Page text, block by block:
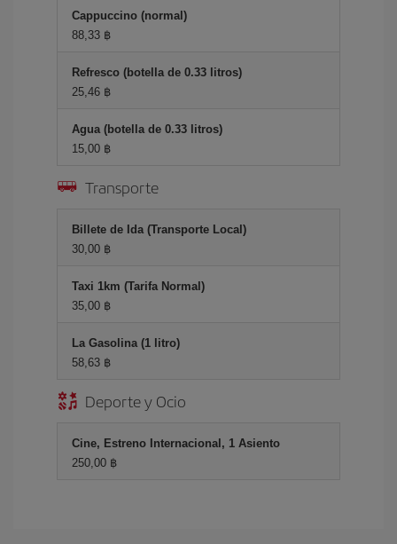
Cappuccino (normal)
88,33 ฿
Refresco (botella de 0.33 litros)
25,46 ฿
Agua (botella de 0.33 litros)
15,00 ฿
Transporte
Billete de Ida (Transporte Local)
30,00 ฿
Taxi 1km (Tarifa Normal)
35,00 ฿
La Gasolina (1 litro)
58,63 ฿
Deporte y Ocio
Cine, Estreno Internacional, 1 Asiento
250,00 ฿